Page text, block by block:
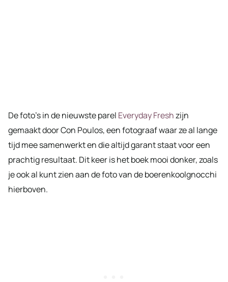
De foto’s in de nieuwste parel Everyday Freshzijn
gemaakt door Con Poulos, een fotograaf waar ze al lange
tijd mee samenwerkt en die altijd garant staat voor een
prachtig resultaat. Dit keer is het boek mooi donker, zoals
je ook al kunt zien aan de foto van de boerenkoolgnocchi
hierboven.